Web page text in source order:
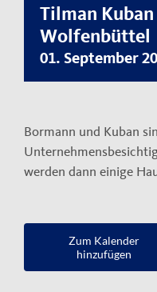
Neuigkeiten
Der Bormann-
Tilman
Wolfenbüttel
01. September
Bormann und Kuban
werden dann einige
Zum Kalender
hinzufügen